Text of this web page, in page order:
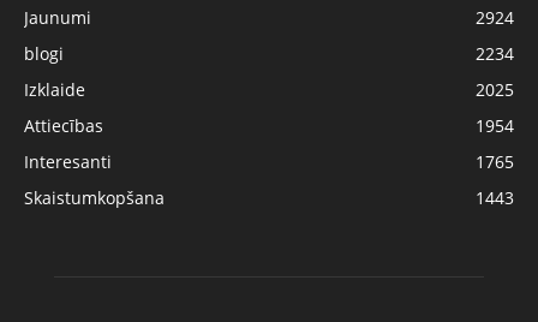
Jaunumi
2924
blogi
2234
Izklaide
2025
Attiecības
1954
Interesanti
1765
Skaistumkopšana
1443